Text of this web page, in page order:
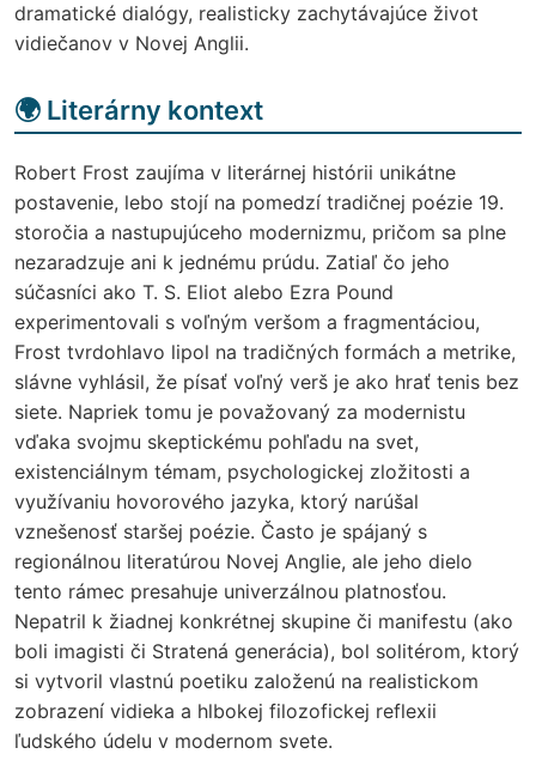
dramatické dialógy, realisticky zachytávajúce život
vidiečanov v Novej Anglii.
🌍 Literárny kontext
Robert Frost zaujíma v literárnej histórii unikátne
postavenie, lebo stojí na pomedzí tradičnej poézie 19.
storočia a nastupujúceho modernizmu, pričom sa plne
nezaradzuje ani k jednému prúdu. Zatiaľ čo jeho
súčasníci ako T. S. Eliot alebo Ezra Pound
experimentovali s voľným veršom a fragmentáciou,
Frost tvrdohlavo lipol na tradičných formách a metrike,
slávne vyhlásil, že písať voľný verš je ako hrať tenis bez
siete. Napriek tomu je považovaný za modernistu
vďaka svojmu skeptickému pohľadu na svet,
existenciálnym témam, psychologickej zložitosti a
využívaniu hovorového jazyka, ktorý narúšal
vznešenosť staršej poézie. Často je spájaný s
regionálnou literatúrou Novej Anglie, ale jeho dielo
tento rámec presahuje univerzálnou platnosťou.
Nepatril k žiadnej konkrétnej skupine či manifestu (ako
boli imagisti či Stratená generácia), bol solitérom, ktorý
si vytvoril vlastnú poetiku založenú na realistickom
zobrazení vidieka a hlbokej filozofickej reflexii
ľudského údelu v modernom svete.